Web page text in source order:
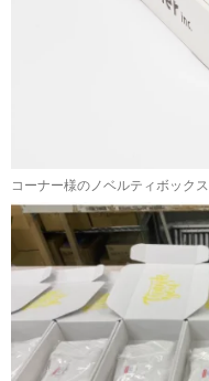
コーナー様のノベルティボックス